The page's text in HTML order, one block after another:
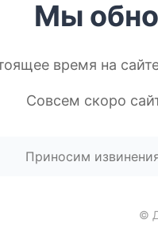
Мы
время на
Совсем скоро
Приносим
©